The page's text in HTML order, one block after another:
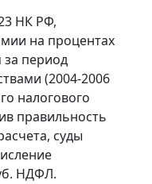
НК РФ,
на процентах
период
(2004-2006
налогового
правильность
суды
НДФЛ.